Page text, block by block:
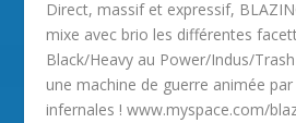
Direct, massif et expressif,
mixe avec brio les différentes
Black/Heavy au Power/Indus/
une machine de guerre animée
infernales ! www.myspace.com/